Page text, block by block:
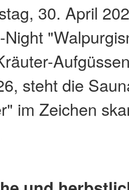
30. April
steht die
im Zeichen